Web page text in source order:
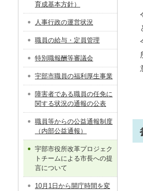
育成基本方針）
人事行政の運営状況
職員の給与・定員管理
特別職報酬等審議会
宇部市職員の福利厚生事業
障害者である職員の任免に
関する状況の通報の公表
職員等からの公益通報制度
（内部公益通報）
宇部市役所改革プロジェク
トチームによる市長への提
言について
10月1日から開庁時間を変